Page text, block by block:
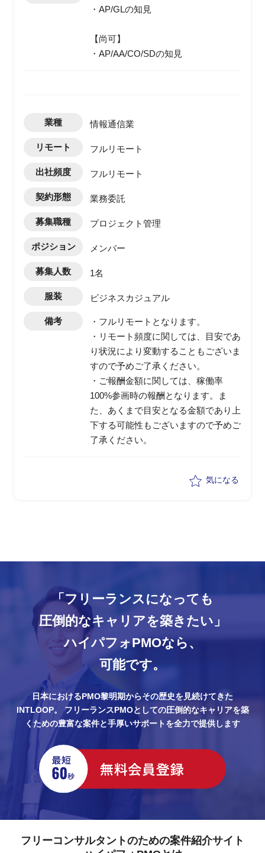
・AP/GLの知見
【尚可】
・AP/AA/CO/SDの知見
業種 情報通信業
リモート フルリモート
出社頻度 フルリモート
契約形態 業務委託
募集職種 プロジェクト管理
ポジション メンバー
募集人数 1名
服装 ビジネスカジュアル
備考
・フルリモートとなります。
・リモート頻度に関しては、目安であ
り状況により変動することもございま
すので予めご了承ください。
・ご報酬金額に関しては、稼働率
100%参画時の報酬となります。ま
た、あくまで目安となる金額であり上
下する可能性もございますので予めご
了承ください。
気になる
「フリーランスになっても
圧倒的なキャリアを築きたい」
ハイパフォPMOなら、
可能です。
日本におけるPMO黎明期からその歴史を見続けてきた
INTLOOP。
フリーランスPMOとしての圧倒的なキャリアを築
くための豊富な案件と手厚いサポートを全力で提供します
フリーコンサルタントのための案件紹介サイト